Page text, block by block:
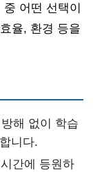
어떤 선택이
율, 환경 등을
해 없이 학습
니다.
간에 등원하